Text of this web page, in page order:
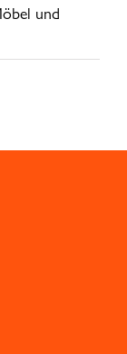
und